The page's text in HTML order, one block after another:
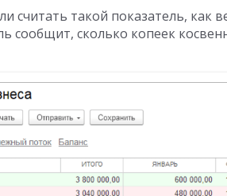
считать такой показатель, как
сообщит, сколько копеек